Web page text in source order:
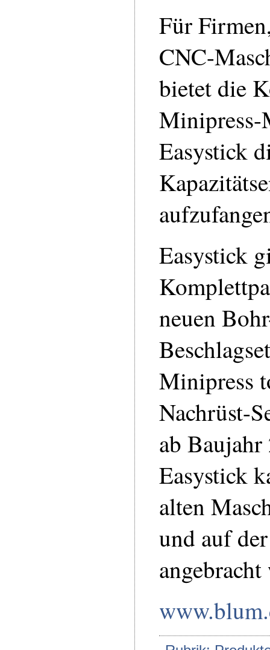
Für
CNC-
bietet die
Minipress-
Easystick
Easystick
neuen
Minipress
Nachrüst-
ab
Easystick
alten
und auf